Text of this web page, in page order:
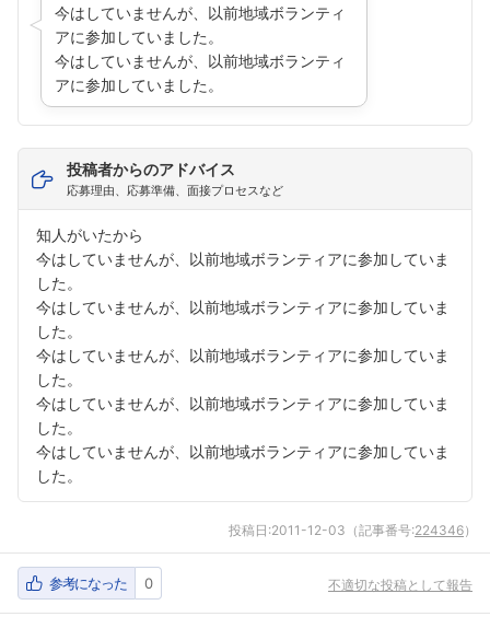
今はしていませんが、以前地域ボランティ
アに参加していました。
今はしていませんが、以前地域ボランティ
アに参加していました。
投稿者からのアドバイス
応募理由、応募準備、面接プロセスなど
知人がいたから
今はしていませんが、以前地域ボランティアに参加していま
した。
今はしていませんが、以前地域ボランティアに参加していま
した。
今はしていませんが、以前地域ボランティアに参加していま
した。
今はしていませんが、以前地域ボランティアに参加していま
した。
今はしていませんが、以前地域ボランティアに参加していま
した。
投稿日:2011-12-03 （記事番号:224346）
参考になった 0 不適切な投稿として報告